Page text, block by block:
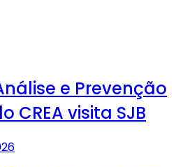
e Prevenção
CREA visita SJB